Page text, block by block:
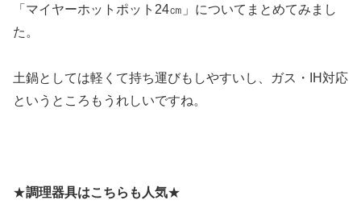
「マイヤーホットポット24㎝」についてまとめてみまし
た。
土鍋としては軽くて持ち運びもしやすいし、ガス・IH対応
というところもうれしいですね。
★調理器具はこちらも人気★